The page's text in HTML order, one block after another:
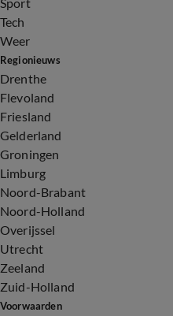
Tech
Weer
Regionieuws
Drenthe
Flevoland
Friesland
Gelderland
Groningen
Limburg
Noord-Brabant
Noord-Holland
Overijssel
Utrecht
Zeeland
Zuid-Holland
Voorwaarden